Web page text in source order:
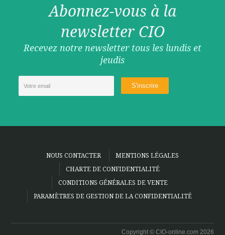
Abonnez-vous à la
newsletter CIO
Recevez notre newsletter tous les lundis et
jeudis
NOUS CONTACTER
MENTIONS LÉGALES
CHARTE DE CONFIDENTIALITÉ
CONDITIONS GÉNÉRALES DE VENTE
PARAMÈTRES DE GESTION DE LA CONFIDENTIALITÉ
Copyright © CIO-online.com 2026